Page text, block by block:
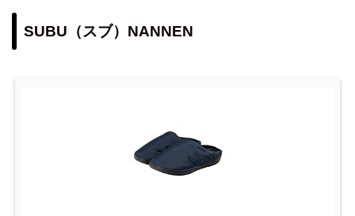
SUBU（スブ）NANNEN